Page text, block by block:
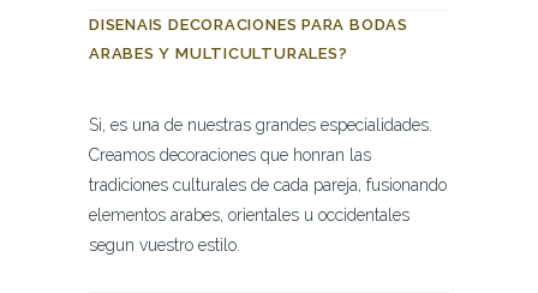
DISENAIS DECORACIONES PARA BODAS
ARABES Y MULTICULTURALES?
Si, es una de nuestras grandes especialidades.
Creamos decoraciones que honran las
tradiciones culturales de cada pareja, fusionando
elementos arabes, orientales u occidentales
segun vuestro estilo.